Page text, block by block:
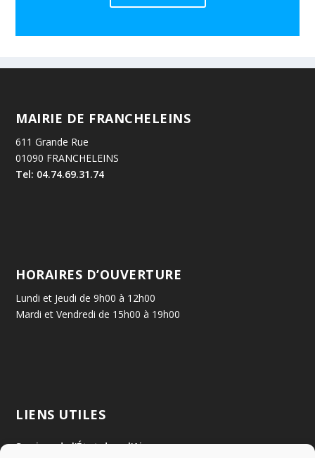
MAIRIE DE FRANCHELEINS
611 Grande Rue
01090 FRANCHELEINS
Tel: 04.74.69.31.74
HORAIRES D’OUVERTURE
Lundi et Jeudi de 9h00 à 12h00
Mardi et Vendredi de 15h00 à 19h00
LIENS UTILES
Services de l'État dans l'Ain